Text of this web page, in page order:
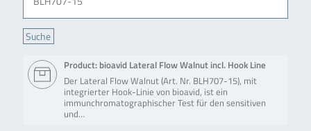
Product: bioavid Lateral Flow Walnut incl. Hook Line
Der Lateral Flow Walnut (Art. Nr. BLH707-15), mit
integrierter Hook-Linie von bioavid, ist ein
immunchromatographischer Test für den sensitiven
und…